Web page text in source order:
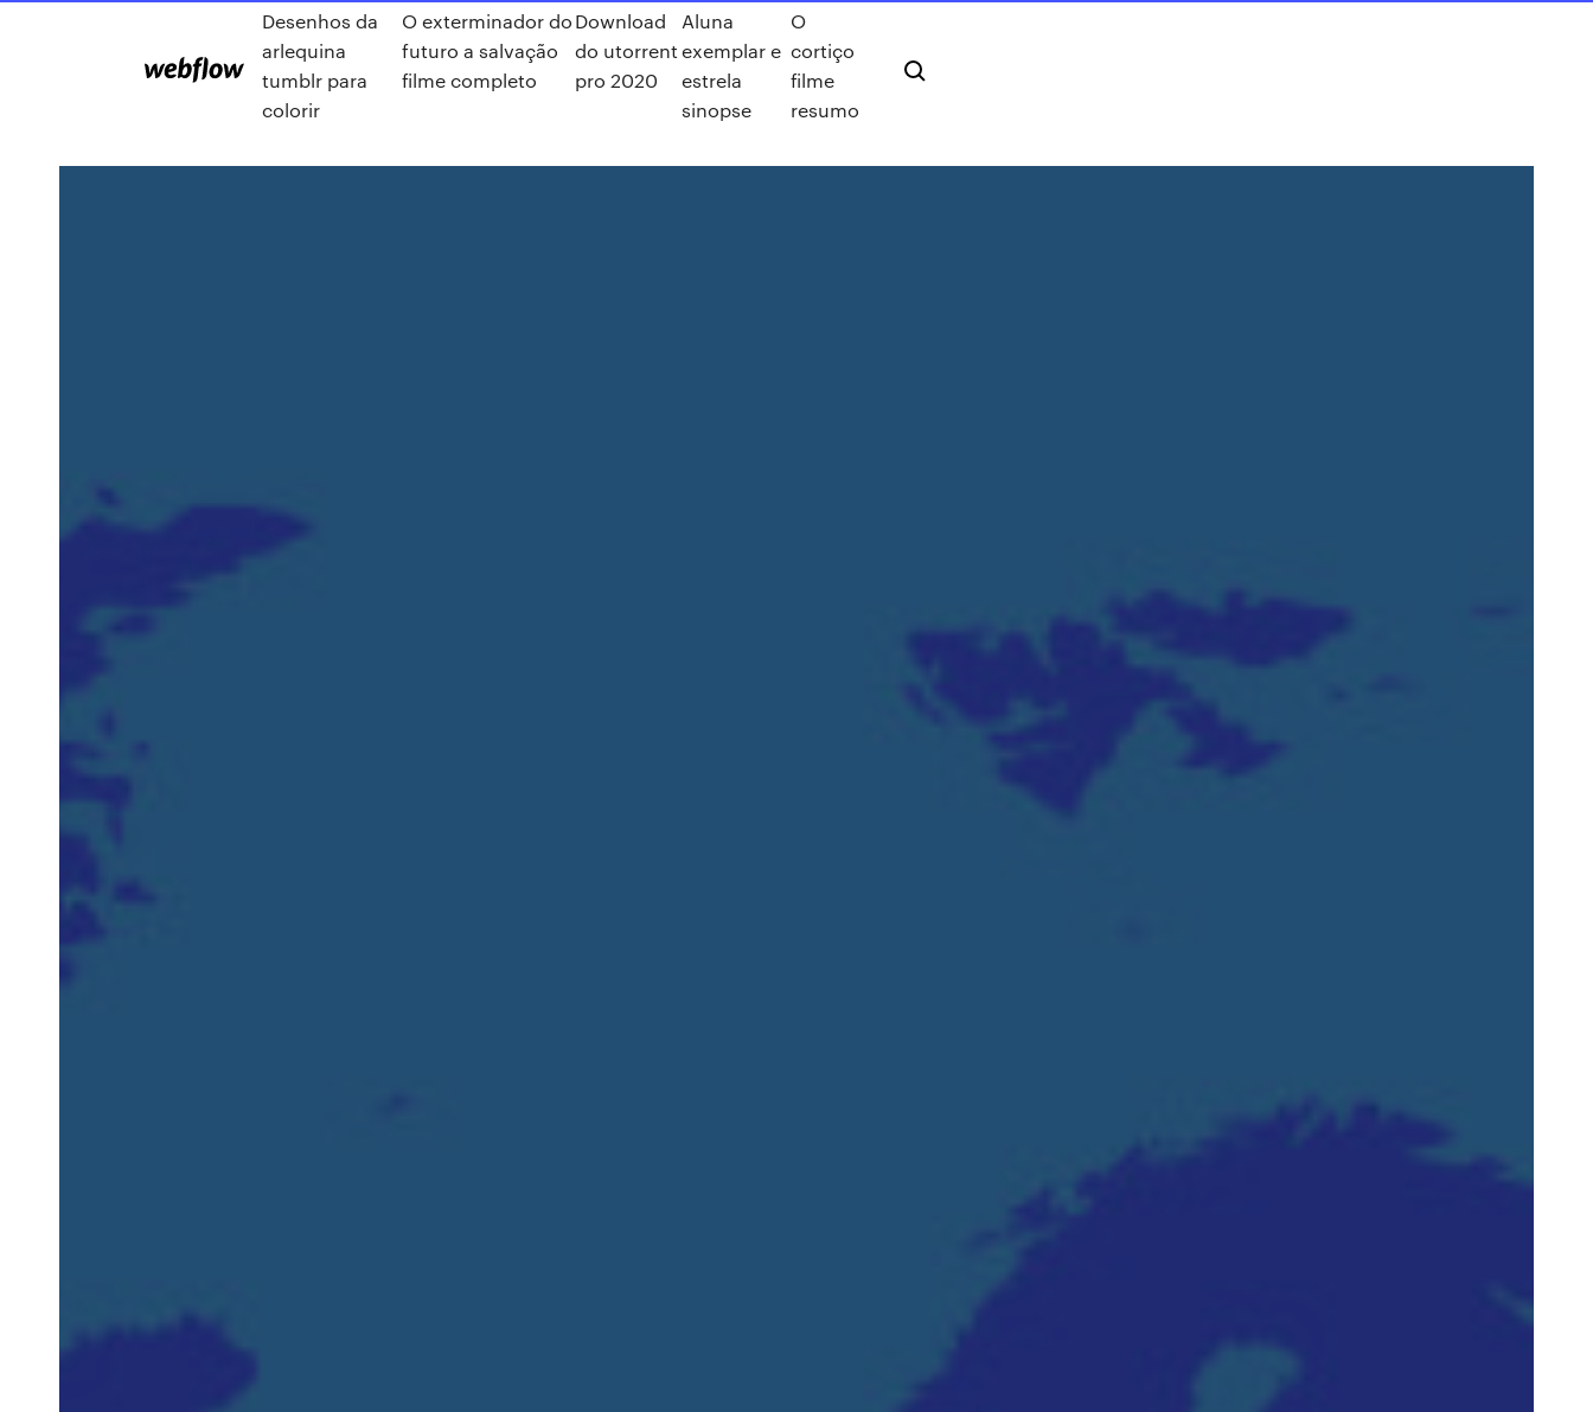
Desenhos da
arlequina
tumblr para
colorir
O exterminador do
futuro a salvação
filme completo
Download
do utorrent
pro 2020
Aluna
exemplar e
estrela
sinopse
O
cortiço
filme
resumo